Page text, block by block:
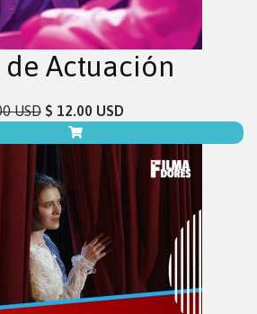
de Actuación
USD $ 12.00 USD